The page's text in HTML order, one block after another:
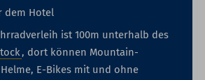
dem Hotel
ist 100m unterhalb des
, dort können Mountain-
E-Bikes mit und ohne